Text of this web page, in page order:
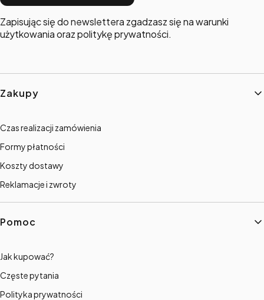
Zapisując się do newslettera zgadzasz się na warunki
użytkowania oraz politykę prywatności.
Linki w stopce
Zakupy
Czas realizacji zamówienia
Formy płatności
Koszty dostawy
Reklamacje i zwroty
Pomoc
Jak kupować?
Częste pytania
Polityka prywatności